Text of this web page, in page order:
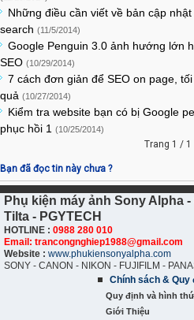
Những điều cần viết về bản cập
search (11/5/2014)
Google Penguin 3.0 ảnh hướng lớn
SEO (10/29/2014)
7 cách đơn giản để SEO on page,
quả (10/27/2014)
Kiểm tra website bạn có bị Google
phục hồi 1 (10/25/2014)
Trang 1 / 1
Bạn đã đọc tin này chưa ?
Phụ kiện máy ảnh Sony Alpha
Tilta - PGYTECH
HOTLINE : 0988 280 010
Email: trancongnghiep1988@gmail.com
Website : www.phukiensonyalpha.com
SONY - CANON - NIKON - FUJIFILM -
Chính sách & Quy
Quy định và hình
Giới Thiệu